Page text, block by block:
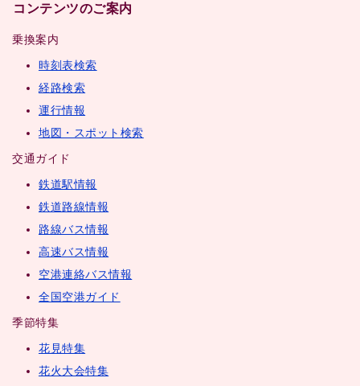
コンテンツのご案内
乗換案内
時刻表検索
経路検索
運行情報
地図・スポット検索
交通ガイド
鉄道駅情報
鉄道路線情報
路線バス情報
高速バス情報
空港連絡バス情報
全国空港ガイド
季節特集
花見特集
花火大会特集